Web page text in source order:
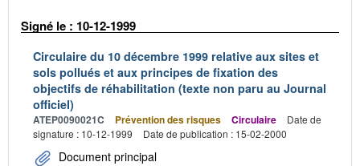
Signé le : 10-12-1999
Circulaire du 10 décembre 1999 relative aux sites et
sols pollués et aux principes de fixation des
objectifs de réhabilitation (texte non paru au Journal
officiel)
ATEP0090021C Prévention des risques Circulaire
Date de
signature : 10-12-1999
Date de publication : 15-02-2000
Document principal